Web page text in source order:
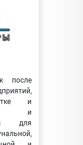
после
и
и
для